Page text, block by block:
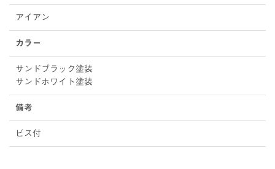
アイアン
カラー
サンドブラック塗装
サンドホワイト塗装
備考
ビス付